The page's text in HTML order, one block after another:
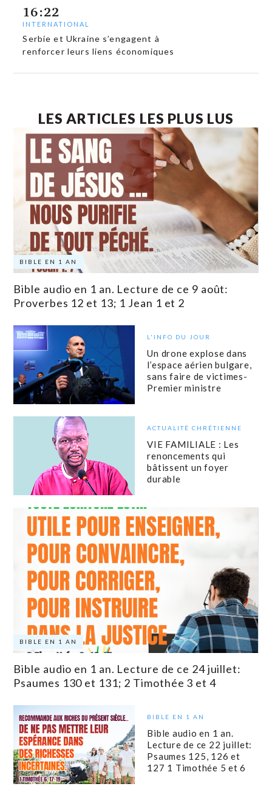
16:22
INTERNATIONAL
Serbie et Ukraine s’engagent à
renforcer leurs liens économiques
LES ARTICLES LES PLUS LUS
BIBLE EN 1 AN
Bible audio en 1 an. Lecture de ce 9 août:
Proverbes 12 et 13; 1 Jean 1 et 2
L'INFO DU JOUR
Un drone explose dans
l’espace aérien bulgare,
sans faire de victimes-
Premier ministre
ACTUALITÉ CHRÉTIENNE
VIE FAMILIALE : Les
renoncements qui
bâtissent un foyer
durable
BIBLE EN 1 AN
Bible audio en 1 an. Lecture de ce 24 juillet:
Psaumes 130 et 131; 2 Timothée 3 et 4
BIBLE EN 1 AN
Bible audio en 1 an.
Lecture de ce 22 juillet:
Psaumes 125, 126 et
127 1 Timothée 5 et 6